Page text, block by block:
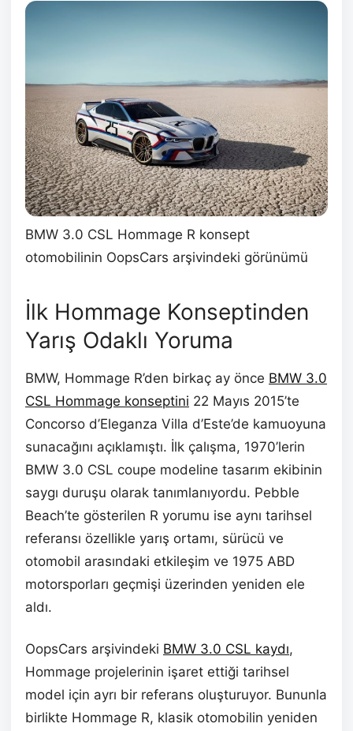
BMW 3.0 CSL Hommage R konsept
otomobilinin OopsCars arşivindeki görünümü
İlk Hommage Konseptinden
Yarış Odaklı Yoruma
BMW, Hommage R’den birkaç ay önce BMW 3.0
CSL Hommage konseptini 22 Mayıs 2015’te
Concorso d’Eleganza Villa d’Este’de kamuoyuna
sunacağını açıklamıştı. İlk çalışma, 1970’lerin
BMW 3.0 CSL coupe modeline tasarım ekibinin
saygı duruşu olarak tanımlanıyordu. Pebble
Beach’te gösterilen R yorumu ise aynı tarihsel
referansı özellikle yarış ortamı, sürücü ve
otomobil arasındaki etkileşim ve 1975 ABD
motorsporları geçmişi üzerinden yeniden ele
aldı.
OopsCars arşivindeki BMW 3.0 CSL kaydı,
Hommage projelerinin işaret ettiği tarihsel
model için ayrı bir referans oluşturuyor. Bununla
birlikte Hommage R, klasik otomobilin yeniden